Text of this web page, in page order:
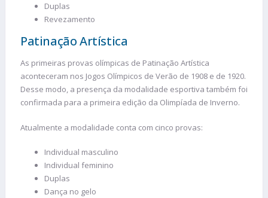
Duplas
Revezamento
Patinação Artística
As primeiras provas olímpicas de Patinação Artística
aconteceram nos Jogos Olímpicos de Verão de 1908 e de 1920.
Desse modo, a presença da modalidade esportiva também foi
confirmada para a primeira edição da Olimpíada de Inverno.
Atualmente a modalidade conta com cinco provas:
Individual masculino
Individual feminino
Duplas
Dança no gelo